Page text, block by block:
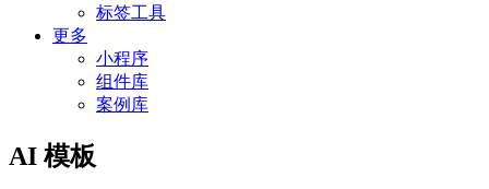
标签工具
更多
小程序
组件库
案例库
AI 模板